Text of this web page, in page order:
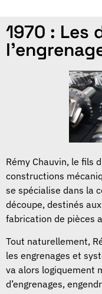
1970 : Les
Rémy Chauvin, le fils
constructions
se spécialise dans la
découpe, destinés
fabrication de pièces
Tout naturellement,
les engrenages et
va alors logiquement
d’engrenages,